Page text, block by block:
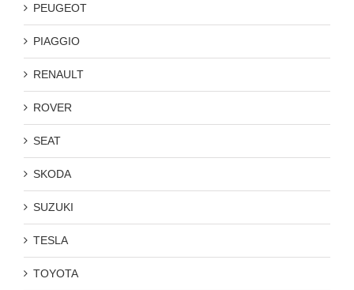
PEUGEOT
PIAGGIO
RENAULT
ROVER
SEAT
SKODA
SUZUKI
TESLA
TOYOTA